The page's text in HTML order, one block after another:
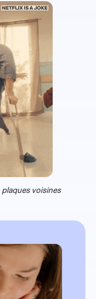
plaques voisines